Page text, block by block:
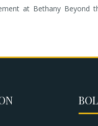
at Bethany Beyond